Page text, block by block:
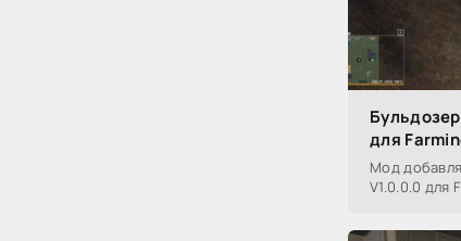
Бульдозер
для
Мод
V1.0.0.0 для